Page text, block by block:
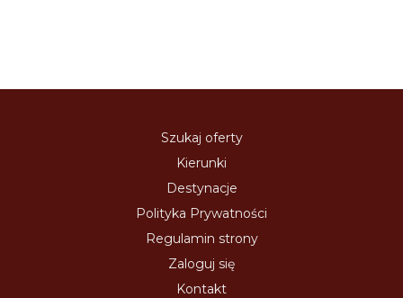
Szukaj oferty
Kierunki
Destynacje
Polityka Prywatności
Regulamin strony
Zaloguj się
Kontakt